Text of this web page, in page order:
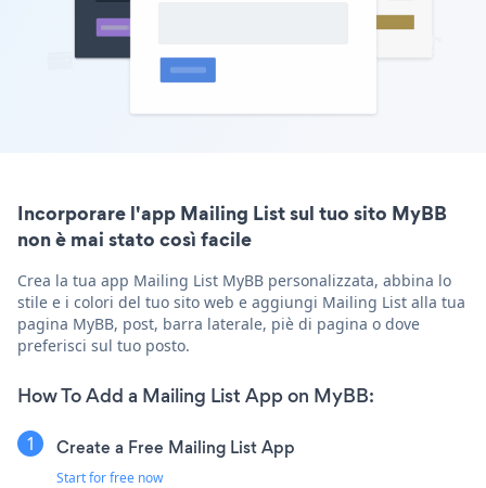
Incorporare l'app Mailing List sul tuo sito MyBB
non è mai stato così facile
Crea la tua app Mailing List MyBB personalizzata, abbina lo
stile e i colori del tuo sito web e aggiungi Mailing List alla tua
pagina MyBB, post, barra laterale, piè di pagina o dove
preferisci sul tuo posto.
How To Add a Mailing List App on MyBB:
Create a Free Mailing List App
Start for free now